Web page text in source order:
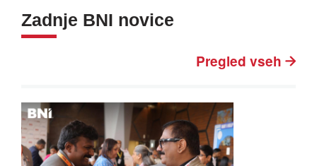
Zadnje BNI novice
Pregled vseh